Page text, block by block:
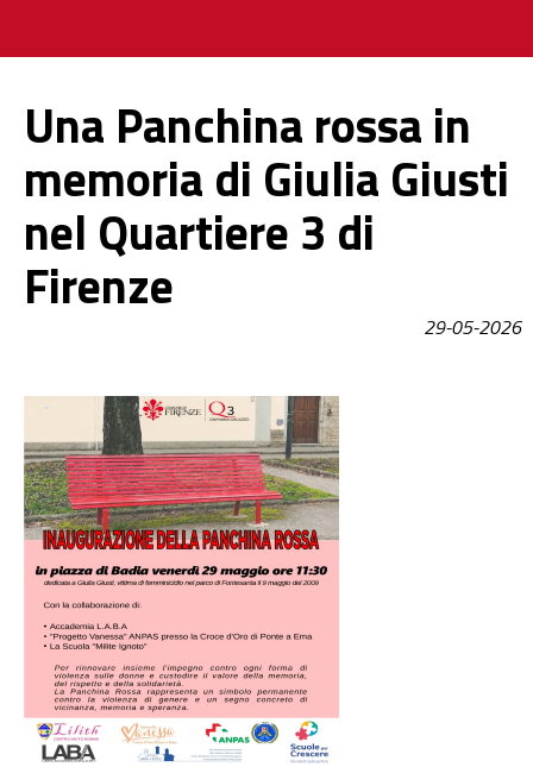
Una Panchina rossa in
memoria di Giulia Giusti
nel Quartiere 3 di
Firenze
29-05-2026